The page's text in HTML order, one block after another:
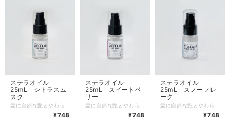
ステラオイル
25mL シトラスム
スク
¥748
ステラオイル
25mL スイートベ
リー
¥748
ステラオイル
25mL スノーフレ
ーク
¥748